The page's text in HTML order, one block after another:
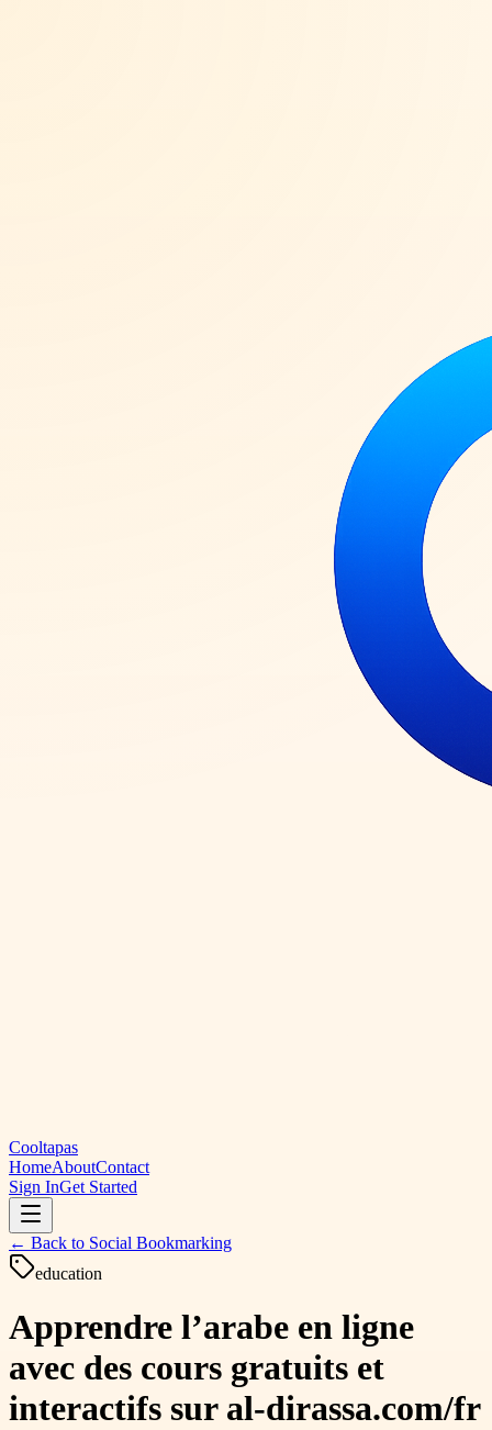
Cooltapas
HomeAboutContact
Sign InGet Started
← Back to Social Bookmarking
education
Apprendre l’arabe en ligne
avec des cours gratuits et
interactifs sur al-dirassa.com/fr